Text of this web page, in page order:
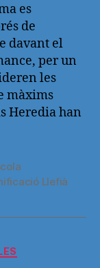
es
de
davant el
per un
les
màxims
Heredia han
Llefià